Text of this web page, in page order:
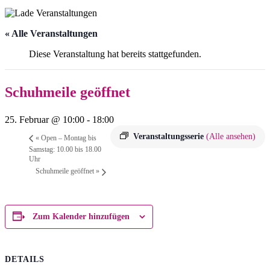
« Alle Veranstaltungen
Diese Veranstaltung hat bereits stattgefunden.
Schuhmeile geöffnet
25. Februar @ 10:00 - 18:00
Veranstaltungsserie (Alle ansehen)
« Open – Montag bis
Samstag: 10.00 bis 18.00
Uhr
Schuhmeile geöffnet »
Zum Kalender hinzufügen
DETAILS